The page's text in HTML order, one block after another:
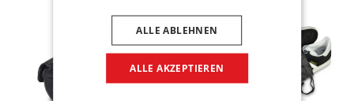
ALLE AKZEPTIEREN
ALLE ABLEHNEN